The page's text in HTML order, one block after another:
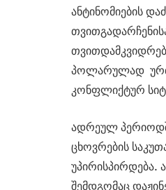
ანტინომიების
პოლარულად
კონფლიქტურ
ადრეულ
ცხოვრების
უპირისპირდება.
შემდგომაც